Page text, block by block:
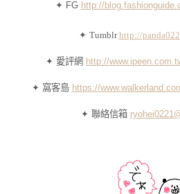
✦ FG http://
✦ Tumblrhttp://
✦ 愛評網 http://
✦ 窩客島 https://
✦ 聯絡信箱